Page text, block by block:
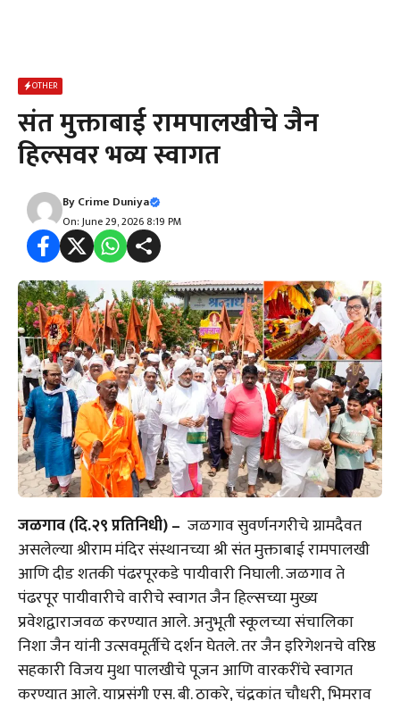
OTHER
संत मुक्ताबाई रामपालखीचे जैन
हिल्सवर भव्य स्वागत
ByCrime Duniya
On: June 29, 2026 8:19 PM
जळगाव (दि.२९ प्रतिनिधी) – जळगाव सुवर्णनगरीचे ग्रामदैवत
असलेल्या श्रीराम मंदिर संस्थानच्या श्री संत मुक्ताबाई रामपालखी
आणि दीड शतकी पंढरपूरकडे पायीवारी निघाली. जळगाव ते
पंढरपूर पायीवारीचे वारीचे स्वागत जैन हिल्सच्या मुख्य
प्रवेशद्वाराजवळ करण्यात आले. अनुभूती स्कूलच्या संचालिका
निशा जैन यांनी उत्सवमूर्तीचे दर्शन घेतले. तर जैन इरिगेशनचे वरिष्ठ
सहकारी विजय मुथा पालखीचे पूजन आणि वारकरींचे स्वागत
करण्यात आले. याप्रसंगी एस. बी. ठाकरे, चंद्रकांत चौधरी, भिमराव